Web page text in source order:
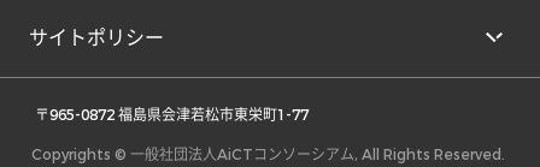
サイトポリシー
〒965-0872 福島県会津若松市東栄町1-77
Copyrights © 一般社団法人AiCTコンソーシアム, All Rights Reserved.